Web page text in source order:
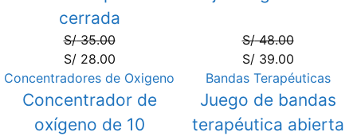
cerrada
S/35.00
S/28.00
S/48.00
S/39.00
Concentradores de Oxigeno
Concentrador de
oxígeno de 10
Oferta
25%
Bandas Terapéuticas
Juego de bandas
terapéutica abierta